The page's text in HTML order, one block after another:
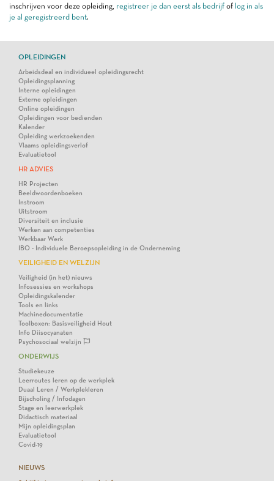
inschrijven voor deze opleiding, registreer je dan eerst als bedrijf of log in als
je al geregistreerd bent.
OPLEIDINGEN
Arbeidsdeal en individueel opleidingsrecht
Opleidingsplanning
Interne opleidingen
Externe opleidingen
Online opleidingen
Opleidingen voor bedienden
Kalender
Opleiding werkzoekenden
Vlaams opleidingsverlof
Evaluatietool
HR ADVIES
HR Projecten
Beeldwoordenboeken
Instroom
Uitstroom
Diversiteit en inclusie
Werken aan competenties
Werkbaar Werk
IBO - Individuele Beroepsopleiding in de Onderneming
VEILIGHEID EN WELZIJN
Veiligheid (in het) nieuws
Infosessies en workshops
Opleidingskalender
Tools en links
Machinedocumentatie
Toolboxen: Basisveiligheid Hout
Info Diisocyanaten
Psychosociaal welzijn
ONDERWIJS
Studiekeuze
Leerroutes leren op de werkplek
Duaal Leren / Werkplekleren
Bijscholing / Infodagen
Stage en leerwerkplek
Didactisch materiaal
Mijn opleidingsplan
Evaluatietool
Covid-19
NIEUWS